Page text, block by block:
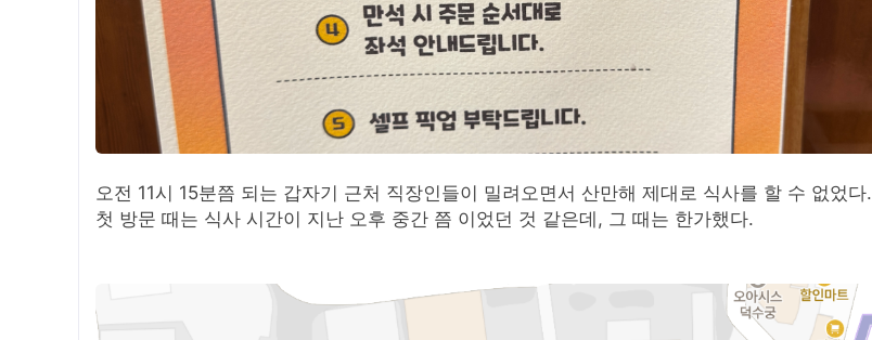
오전 11시 15분쯤 되는 갑자기 근처 직장인들이 밀려오면서 산만해 제대로 식사를 할 수 없었다.
첫 방문 때는 식사 시간이 지난 오후 중간 쯤 이었던 것 같은데, 그 때는 한가했다.